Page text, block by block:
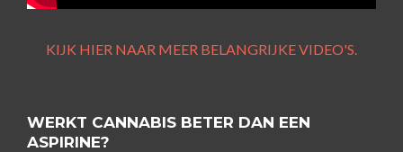
KIJK HIER NAAR MEER BELANGRIJKE VIDEO'S.
WERKT CANNABIS BETER DAN EEN
ASPIRINE?